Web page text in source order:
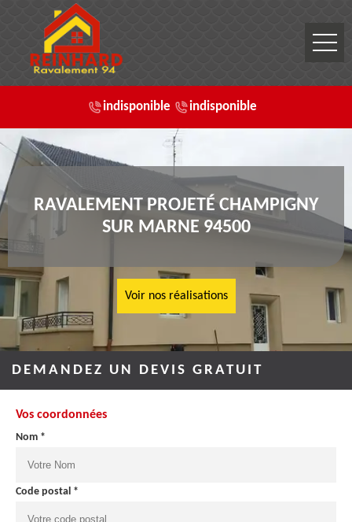
indisponible indisponible
RAVALEMENT PROJETÉ CHAMPIGNY
SUR MARNE 94500
Voir nos réalisations
DEMANDEZ UN DEVIS GRATUIT
Vos coordonnées
Nom *
Code postal *